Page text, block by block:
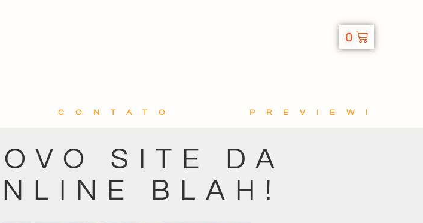
0
CONTATO PREVIEW!
SITE DA
BLAH!